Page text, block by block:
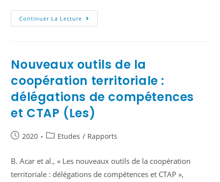
Continuer La Lecture
Nouveaux outils de la
coopération territoriale :
délégations de compétences
et CTAP (Les)
2020 Etudes / Rapports
B. Acar et al., « Les nouveaux outils de la coopération
territoriale : délégations de compétences et CTAP »,